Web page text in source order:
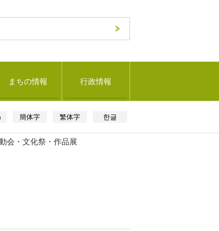
まちの情報 行政情報
簡体字 繁体字 한글
会・文化祭・作品展